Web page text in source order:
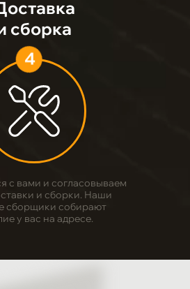
сборка
4
с вами и согласовываем
и сборки. Наши
сборщики собирают
у вас на адресе.